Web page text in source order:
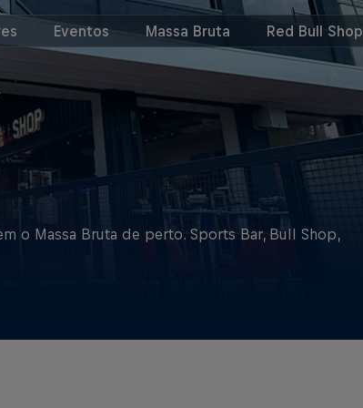
Eventos Massa Bruta Red Bull Shop
o Massa Bruta de perto. Sports Bar, Bull Shop,